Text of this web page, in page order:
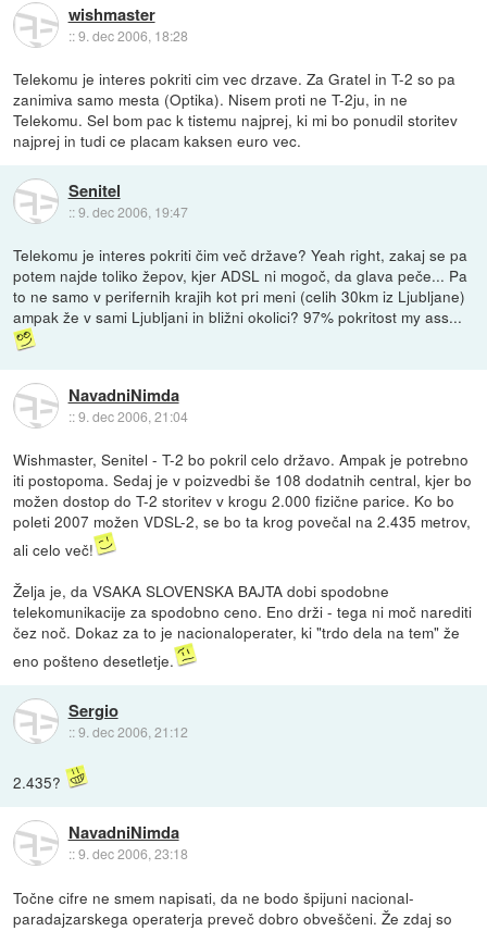
wishmaster
::9. dec 2006, 18:28
Telekomu je interes pokriti cim vec drzave. Za Gratel in T-2 so pa
zanimiva samo mesta (Optika). Nisem proti ne T-2ju, in ne
Telekomu. Sel bom pac k tistemu najprej, ki mi bo ponudil storitev
najprej in tudi ce placam kaksen euro vec.
Senitel
::9. dec 2006, 19:47
Telekomu je interes pokriti čim več države? Yeah right, zakaj se pa
potem najde toliko žepov, kjer ADSL ni mogoč, da glava peče... Pa
to ne samo v perifernih krajih kot pri meni (celih 30km iz Ljubljane)
ampak že v sami Ljubljani in bližni okolici? 97% pokritost my ass...
NavadniNimda
::9. dec 2006, 21:04
Wishmaster, Senitel - T-2 bo pokril celo državo. Ampak je potrebno
iti postopoma. Sedaj je v poizvedbi še 108 dodatnih central, kjer bo
možen dostop do T-2 storitev v krogu 2.000 fizične parice. Ko bo
poleti 2007 možen VDSL-2, se bo ta krog povečal na 2.435 metrov,
ali celo več!
Želja je, da VSAKA SLOVENSKA BAJTA dobi spodobne
telekomunikacije za spodobno ceno. Eno drži - tega ni moč narediti
čez noč. Dokaz za to je nacionaloperater, ki "trdo dela na tem" že
eno pošteno desetletje.
Sergio
::9. dec 2006, 21:12
2.435?
NavadniNimda
::9. dec 2006, 23:18
Točne cifre ne smem napisati, da ne bodo špijuni nacional-
paradajzarskega operaterja preveč dobro obveščeni. Že zdaj so